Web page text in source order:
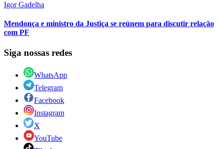
Igor Gadelha
Mendonça e ministro da Justiça se reúnem para discutir relação
com PF
Siga nossas redes
WhatsApp
Telegram
Facebook
Instagram
X
YouTube